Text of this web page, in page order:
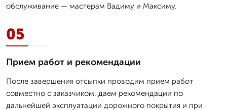
обслуживание — мастерам Вадиму и Максиму.
05
Прием работ и рекомендации
После завершения отсыпки проводим прием работ
совместно с заказчиком, даем рекомендации по
дальнейшей эксплуатации дорожного покрытия и при